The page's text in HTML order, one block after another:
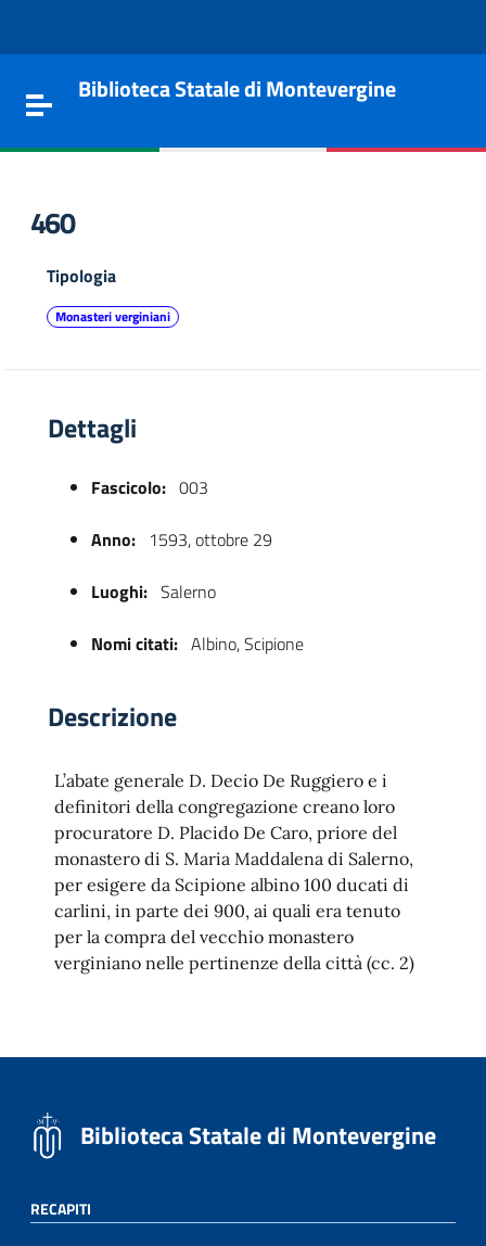
Toggle navigation
Biblioteca Statale di Montevergine
460
Tipologia
Monasteri verginiani
Dettagli
Fascicolo: 003
Anno: 1593, ottobre 29
Luoghi: Salerno
Nomi citati: Albino, Scipione
Descrizione
L’abate generale D. Decio De Ruggiero e i
definitori della congregazione creano loro
procuratore D. Placido De Caro, priore del
monastero di S. Maria Maddalena di Salerno,
per esigere da Scipione albino 100 ducati di
carlini, in parte dei 900, ai quali era tenuto
per la compra del vecchio monastero
verginiano nelle pertinenze della città (cc. 2)
Biblioteca Statale di Montevergine
RECAPITI